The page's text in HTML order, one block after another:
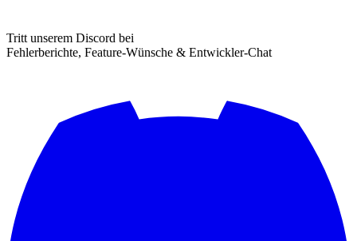
Tritt unserem Discord bei
Fehlerberichte, Feature-Wünsche & Entwickler-Chat